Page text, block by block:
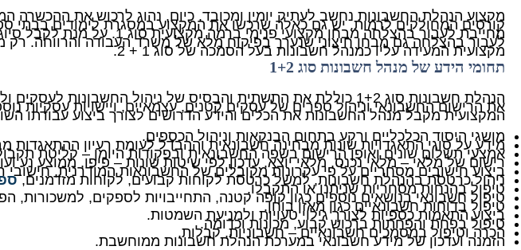
מקצוע הנהלת החשבונות נחשב לעתיק יומין ומכובד. כיום, נהוג לרכוש את
קורסים המחולקים לרמות. יש גם כאלה שרכשו את המקצוע במסגרת לימודים בבתי
לעבור בהצלחה גם מבחן חיצוני שנערך בפיקוח מלא של משרד העבודה והרווחה.
מקצועית המעידה עליו כמנהל חשבונות בעל הסמכה של סוג 1 + 2.
תחומי הידע של מנהל חשבונות סוג 1+2
הנהלת חשבונות סוג 1+2 כוללת את התשתית והבסיס של ניהול
את הרישום החשבונאי וניהול ספרים של עסקים קטנים, עצמאיים, ויישויות עסקיות
המקצועית מקבל מנהל החשבונות את הכלים והידע הדרושים לצורך ביצוע עבודתו
מושגי היסוד הכלכליים ורקע בתחום הבנקאות וניהול הכספים.
מידע על סוגי התאגדויות שונות מבחינה חשבונאית וההבדל לעומת רעיון ההתאגדות
אמצעי תשלום שונים ואופן הרישום בשפה החשבונאית ובפקודות היומן – קליטת
רישום של מלאי – מלאי נכנס, מלאי יוצא, עדכון לפי שיטות שונות – פיפו, ממוצע נע
ביצוע חישובים מסחריים על פי עקרונות מקובלים של החשבונאות המודרנית, חישובי
ניהול כרטסת בהנהלת חשבונות, למשל כרטסת לקוחות קבועים, לקוחות מזדמנים,
טיפול בהנחות מסחריות שניתנו או התקבלו.
טיפול חשבונאי בנושאים נוספים כגון קופה קטנה, התחייבויות לספקים, למשכורות,
טיפול בדוחות חשבונאיים כגון מאזן בוחן.
ביצוע התאמות כספיות לצורך גילוי טעויות ולמניעת השמטות.
טיפול בפחת והפחתות ברכוש קבוע, מכונות וכדומה.
הכרה וטיפול במסמכים חשבונאיים – חשבוניות, קבלות.
הזמנה ועדכון של מידע חשבונאי במערכת הנהלת חשבונות ממוחשבת.